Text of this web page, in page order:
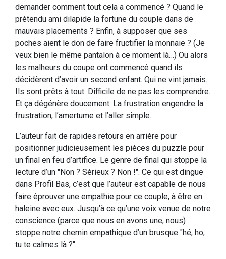
demander comment tout cela a commencé ? Quand le
prétendu ami dilapide la fortune du couple dans de
mauvais placements ? Enfin, à supposer que ses
poches aient le don de faire fructifier la monnaie ? (Je
veux bien le même pantalon à ce moment là…) Ou alors
les malheurs du coupe ont commencé quand ils
décidèrent d’avoir un second enfant. Qui ne vint jamais.
Ils sont prêts à tout. Difficile de ne pas les comprendre.
Et ça dégénère doucement. La frustration engendre la
frustration, l’amertume et l’aller simple.
L’auteur fait de rapides retours en arrière pour
positionner judicieusement les pièces du puzzle pour
un final en feu d’artifice. Le genre de final qui stoppe la
lecture d’un "Non ? Sérieux ? Non !". Ce qui est dingue
dans Profil Bas, c’est que l’auteur est capable de nous
faire éprouver une empathie pour ce couple, à être en
haleine avec eux. Jusqu’à ce qu’une voix venue de notre
conscience (parce que nous en avons une, nous)
stoppe notre chemin empathique d’un brusque "hé, ho,
tu te calmes là ?".